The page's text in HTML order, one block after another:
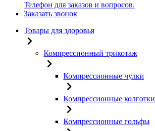
Телефон для заказов и вопросов.
Заказать звонок
Товары для здоровья
Компрессионный трикотаж
Компрессионные чулки
Компрессионные колготки
Компрессионные гольфы